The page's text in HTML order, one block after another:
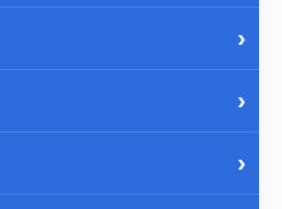
›
›
›